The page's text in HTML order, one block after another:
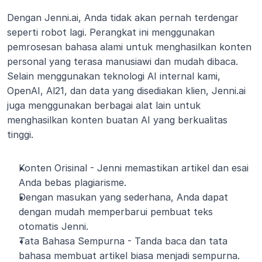
Dengan Jenni.ai, Anda tidak akan pernah terdengar
seperti robot lagi. Perangkat ini menggunakan
pemrosesan bahasa alami untuk menghasilkan konten
personal yang terasa manusiawi dan mudah dibaca.
Selain menggunakan teknologi AI internal kami,
OpenAI, Al21, dan data yang disediakan klien, Jenni.ai
juga menggunakan berbagai alat lain untuk
menghasilkan konten buatan AI yang berkualitas
tinggi.
Konten Orisinal - Jenni memastikan artikel dan esai
Anda bebas plagiarisme.
Dengan masukan yang sederhana, Anda dapat
dengan mudah memperbarui pembuat teks
otomatis Jenni.
Tata Bahasa Sempurna - Tanda baca dan tata
bahasa membuat artikel biasa menjadi sempurna.